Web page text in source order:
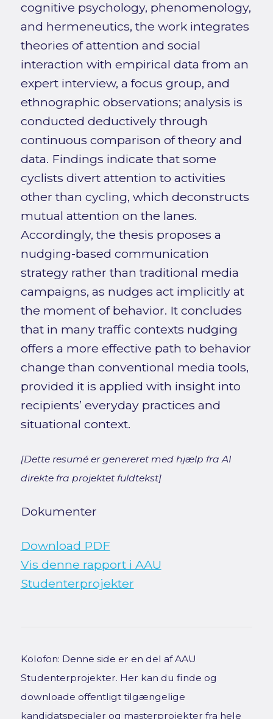
cognitive psychology, phenomenology,
and hermeneutics, the work integrates
theories of attention and social
interaction with empirical data from an
expert interview, a focus group, and
ethnographic observations; analysis is
conducted deductively through
continuous comparison of theory and
data. Findings indicate that some
cyclists divert attention to activities
other than cycling, which deconstructs
mutual attention on the lanes.
Accordingly, the thesis proposes a
nudging-based communication
strategy rather than traditional media
campaigns, as nudges act implicitly at
the moment of behavior. It concludes
that in many traffic contexts nudging
offers a more effective path to behavior
change than conventional media tools,
provided it is applied with insight into
recipients’ everyday practices and
situational context.
[Dette resumé er genereret med hjælp fra AI
direkte fra projektet fuldtekst]
Dokumenter
Download PDF
Vis denne rapport i AAU
Studenterprojekter
Kolofon: Denne side er en del af AAU
Studenterprojekter. Her kan du finde og
downloade offentligt tilgængelige
kandidatspecialer og masterprojekter fra hele